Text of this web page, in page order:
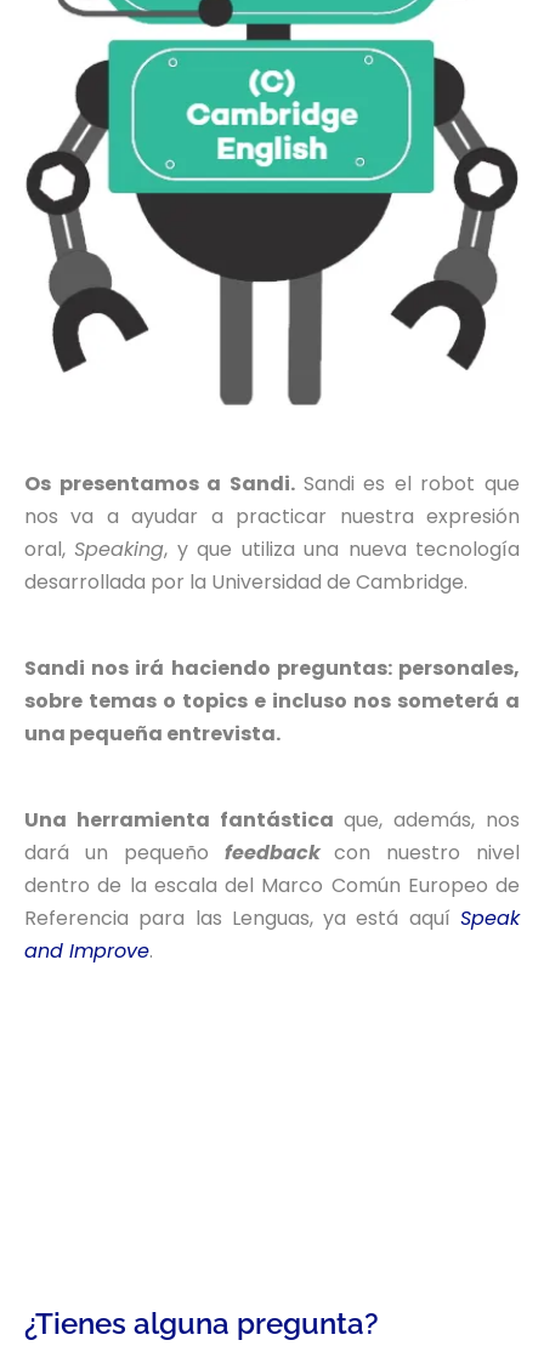
Os presentamos a Sandi. Sandi es el robot que
nos va a ayudar a practicar nuestra expresión
oral,Speaking, y que utiliza una nueva tecnología
desarrollada por la Universidad de Cambridge.
Sandi nos irá haciendo preguntas: personales,
sobre temas o topics e incluso nos someterá a
una pequeña entrevista.
Una herramienta fantástica que, además, nos
dará un pequeño feedback con nuestro nivel
dentro de la escala del Marco Común Europeo de
Referencia para las Lenguas, ya está aquí Speak
and Improve.
¿Tienes alguna pregunta?